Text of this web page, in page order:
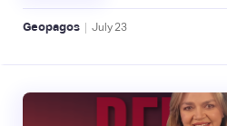
Geopagos | July 23